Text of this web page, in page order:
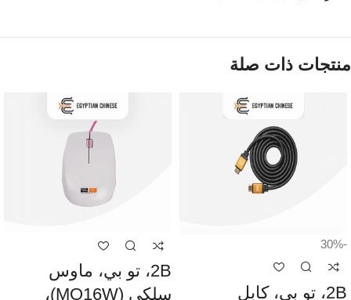
منتجات ذات صلة
-30%
2B، تو بي، كابل
2B، تو بي، ماوس
سلكي (MO16W)،